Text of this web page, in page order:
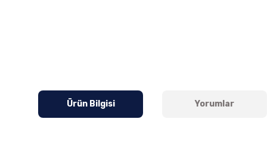
Ürün Bilgisi Yorumlar